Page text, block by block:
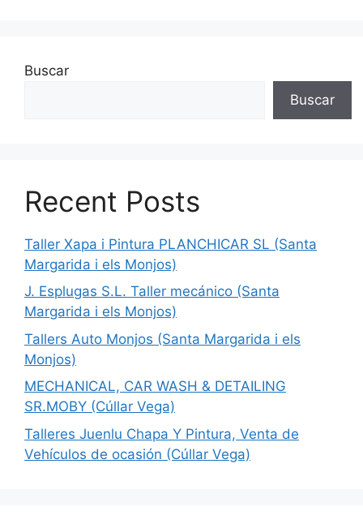
Buscar
Buscar
Recent Posts
Taller Xapa i Pintura PLANCHICAR SL (Santa
Margarida i els Monjos)
J. Esplugas S.L. Taller mecánico (Santa
Margarida i els Monjos)
Tallers Auto Monjos (Santa Margarida i els
Monjos)
MECHANICAL, CAR WASH & DETAILING
SR.MOBY (Cúllar Vega)
Talleres Juenlu Chapa Y Pintura, Venta de
Vehículos de ocasión (Cúllar Vega)